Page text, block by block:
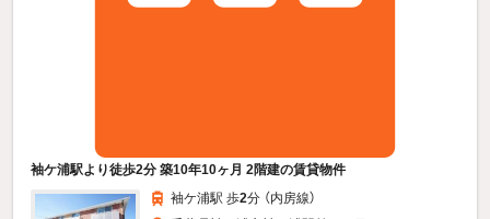
袖ケ浦駅より徒歩2分 築10年10ヶ月 2階建の賃貸物件
袖ケ浦駅 歩2分 （内房線）